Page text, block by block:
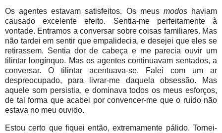
Os agentes estavam satisfeitos. Os meus modoshaviam
causado excelente efeito. Sentia-me perfeitamente à
vontade. Entramos a conversar sobre coisas familiares. Mas
não tardei em sentir que empalidecia, e desejei que eles se
retirassem. Sentia dor de cabeça e me parecia ouvir um
tilintar longínquo. Mas os agentes continuavam sentados, a
conversar. O tilintar acentuava-se. Falei com um ar
despreocupado, para livrar-me daquela obsessão. Mas
aquele som persistia, e dominava todos os meus esforços,
de tal forma que acabei por convencer-me que o ruído não
estava no meu ouvido.
Estou certo que fiquei então, extremamente pálido. Tornei-